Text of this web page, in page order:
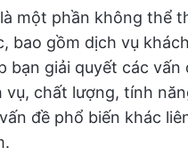
một phần không thể
bao gồm dịch vụ
bạn giải quyết các vấn
vụ, chất lượng, tính
đề phổ biến khác